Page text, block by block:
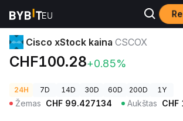
Kriptovaliutų kainos Cisco xStock kaina CSCOX
Cisco xStock kaina CSCOX
CHF100.28+0.85%
24H 7D 14D 30D 60D 200D 1Y
Žemas CHF 99.427134 Aukštas CHF